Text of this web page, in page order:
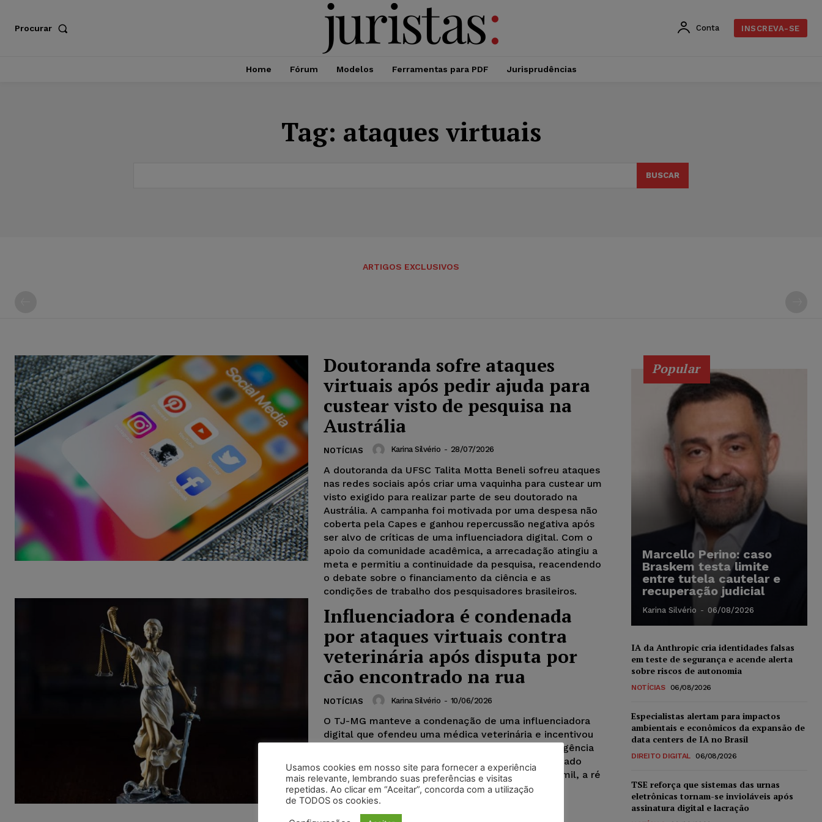
Procurar Conta INSCREVA-SE
Home Fórum Modelos Ferramentas para PDF Jurisprudências
Tag: ataques virtuais
BUSCAR
ARTIGOS EXCLUSIVOS
Doutoranda sofre ataques
virtuais após pedir ajuda para
custear visto de pesquisa na
Austrália
NOTÍCIAS Karina Silvério - 28/07/2026
A doutoranda da UFSC Talita Motta Beneli sofreu ataques
nas redes sociais após criar uma vaquinha para custear um
visto exigido para realizar parte de seu doutorado na
Austrália. A campanha foi motivada por uma despesa não
coberta pela Capes e ganhou repercussão negativa após
ser alvo de críticas de uma influenciadora digital. Com o
apoio da comunidade acadêmica, a arrecadação atingiu a
meta e permitiu a continuidade da pesquisa, reacendendo
o debate sobre o financiamento da ciência e as
condições de trabalho dos pesquisadores brasileiros.
Influenciadora é condenada
por ataques virtuais contra
veterinária após disputa por
cão encontrado na rua
NOTÍCIAS Karina Silvério - 10/06/2026
O TJ-MG manteve a condenação de uma influenciadora
digital que ofendeu uma médica veterinária e incentivou
seguidores a atacá-la nas redes sociais após divergência
sobre a devolução de um buldogue inglês encontrado
abandonado. Além de indenizar a vítima em R$ 4 mil, a ré
deverá publicar retratação pública por sete dias.
Popular
Marcello Perino: caso
Braskem testa limite
entre tutela cautelar e
recuperação judicial
Karina Silvério - 06/08/2026
IA da Anthropic cria identidades falsas
em teste de segurança e acende alerta
sobre riscos de autonomia
NOTÍCIAS 06/08/2026
Especialistas alertam para impactos
ambientais e econômicos da expansão de
data centers de IA no Brasil
DIREITO DIGITAL 06/08/2026
TSE reforça que sistemas das urnas
eletrônicas tornam-se invioláveis após
assinatura digital e lacração
Usamos cookies em nosso site para fornecer a experiência
mais relevante, lembrando suas preferências e visitas
repetidas. Ao clicar em “Aceitar”, concorda com a utilização
de TODOS os cookies.